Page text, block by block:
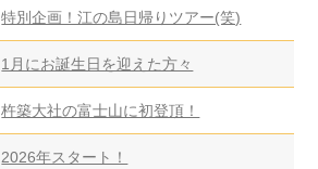
特別企画！江の島日帰りツアー(笑)
1月にお誕生日を迎えた方々
杵築大社の富士山に初登頂！
2026年スタート！